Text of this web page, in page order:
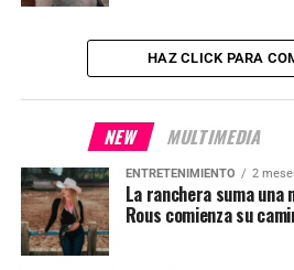
HAZ CLICK PARA
NEW MULTIMEDIA
ENTRETENIMIENTO 2
La ranchera suma una
Rous comienza su